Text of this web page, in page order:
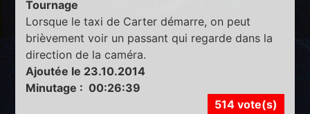
Tournage
Lorsque le taxi de Carter démarre, on peut
brièvement voir un passant qui regarde dans la
direction de la caméra.
Ajoutée le 23.10.2014
Minutage : 00:26:39
514 vote(s)